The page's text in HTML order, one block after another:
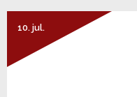
10. jul.